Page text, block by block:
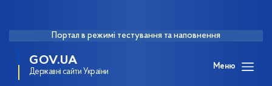
Портал в режимі тестування та наповнення
GOV.UA
Державні сайти України
Меню